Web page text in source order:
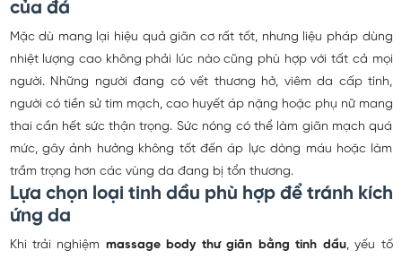
của đá
Mặc dù mang lại hiệu quả giãn cơ rất tốt, nhưng liệu pháp dùng
nhiệt lượng cao không phải lúc nào cũng phù hợp với tất cả mọi
người. Những người đang có vết thương hở, viêm da cấp tính,
người có tiền sử tim mạch, cao huyết áp nặng hoặc phụ nữ mang
thai cần hết sức thận trọng. Sức nóng có thể làm giãn mạch quá
mức, gây ảnh hưởng không tốt đến áp lực dòng máu hoặc làm
trầm trọng hơn các vùng da đang bị tổn thương.
Lựa chọn loại tinh dầu phù hợp để tránh kích
ứng da
Khi trải nghiệm massage body thư giãn bằng tinh dầu, yếu tố